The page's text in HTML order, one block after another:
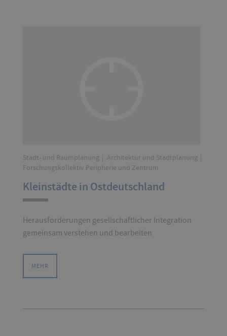
Stadt- und Raumplanung
Architektur und Stadtplanung
Forschungskollektiv Peripherie und Zentrum
Kleinstädte in Ostdeutschland
Herausforderungen gesellschaftlicher Integration
gemeinsam verstehen und bearbeiten
MEHR